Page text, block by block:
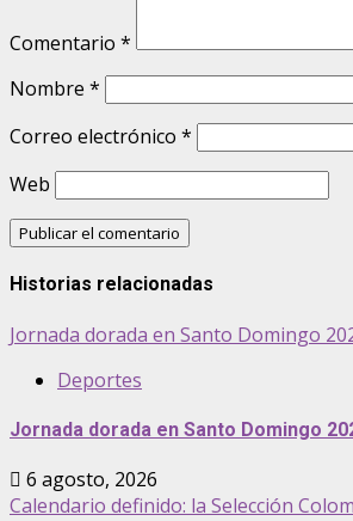
Comentario *
Nombre *
Correo electrónico *
Web
Historias relacionadas
Jornada dorada en Santo Domingo
Deportes
Jornada dorada en Santo Domingo
6 agosto, 2026
Calendario definido: la Selección